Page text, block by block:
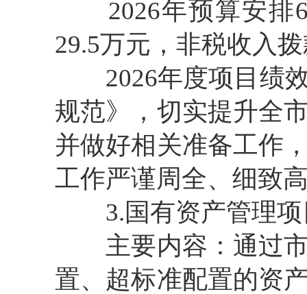
2026年预算安排
29.5万元，非税收入
2026年度项目绩效
规范》，切实提升全
并做好相关准备工作
工作严谨周全、细致
3.国有资产管理项
主要内容：通过市
置、超标准配置的资